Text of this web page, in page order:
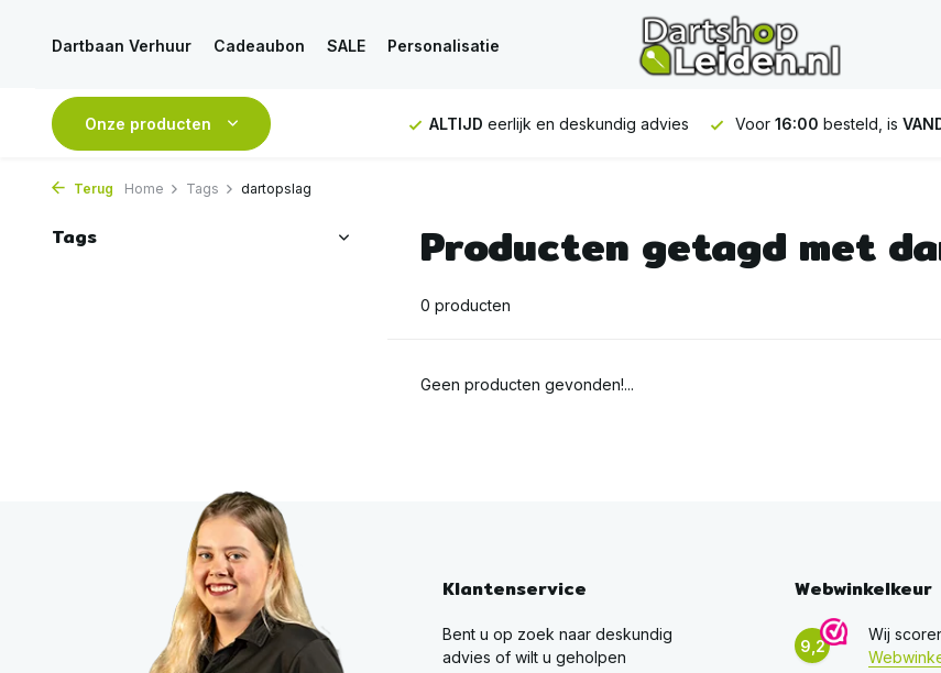
Dartbaan Verhuur Cadeaubon SALE Personalisatie
Onze producten
verstuurd GRATIS verzending vanaf 50€ ALTIJD eerlijk en deskundig advies Voor 16:00 besteld, is
Terug Home Tags dartopslag
Tags Producten getagd met
0 producten
Geen producten gevonden!...
Klantenservice
Bent u op zoek naar deskundig
advies of wilt u geholpen
Webwinkelkeur
9,2
Wij